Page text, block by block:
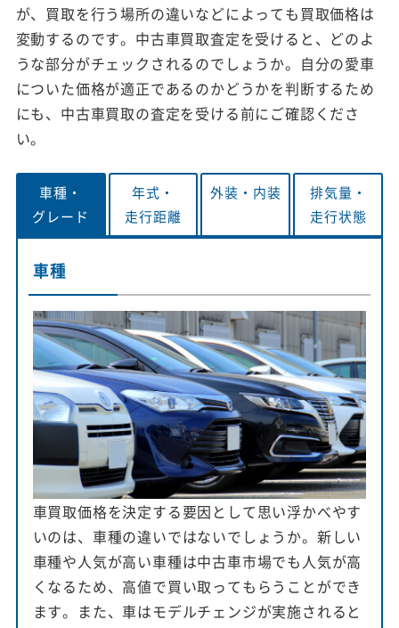
が、買取を行う場所の違いなどによっても買取価格は
変動するのです。中古車買取査定を受けると、どのよ
うな部分がチェックされるのでしょうか。自分の愛車
についた価格が適正であるのかどうかを判断するため
にも、中古車買取の査定を受ける前にご確認くださ
い。
車種・
グレード
年式・
走行距離
外装・ 内装
排気量・
走行状態
車種
車買取価格を決定する要因として思い浮かべやす
いのは、車種の違いではないでしょうか。新しい
車種や人気が高い車種は中古車市場でも人気が高
くなるため、高値で買い取ってもらうことができ
ます。また、車はモデルチェンジが実施されると